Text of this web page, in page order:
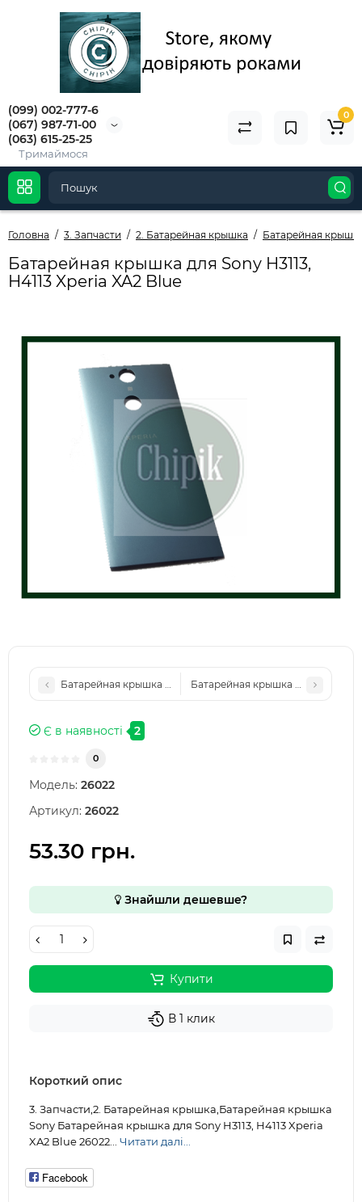
(099) 002-777-6
(067) 987-71-00
(063) 615-25-25
Тримаймося
0
Головна 3. Запчасти 2. Батарейная крышка Батарейная
Батарейная крышка для Sony H3113,
H4113 Xperia XA2 Blue
Батарейная крышка для Sony H3113, H4113 Xperia XA2 Black
Батарейная крышка для Sony
Є в наявності 2
0
Модель: 26022
Артикул: 26022
53.30 грн.
Знайшли дешевше?
Купити
В 1 клик
Короткий опис
3. Запчасти,2. Батарейная крышка,Батарейная крышка
Sony Батарейная крышка для Sony H3113, H4113 Xperia
XA2 Blue 26022... Читати далі...
Facebook